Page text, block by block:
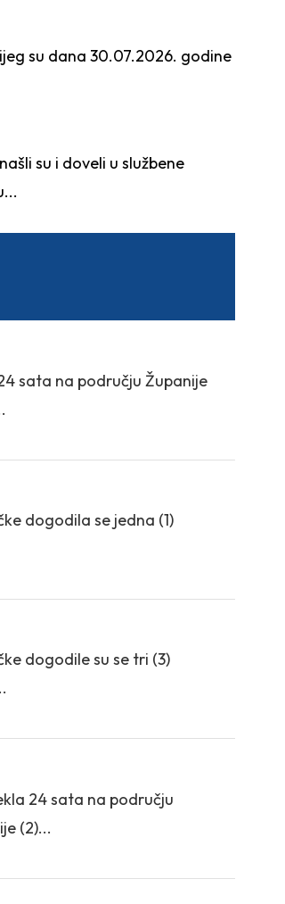
su dana 30.07.2026. godine
su i doveli u službene
sata na području Županije
dogodila se jedna (1)
dogodile su se tri (3)
24 sata na području
(2)...